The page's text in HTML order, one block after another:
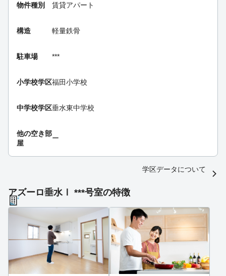
物件種別 賃貸アパート
構造 軽量鉄骨
駐車場 ***
小学校学区福田小学校
中学校学区垂水東中学校
他の空き部
屋
ー
学区データについて
アズーロ垂水Ⅰ ***号室の特徴